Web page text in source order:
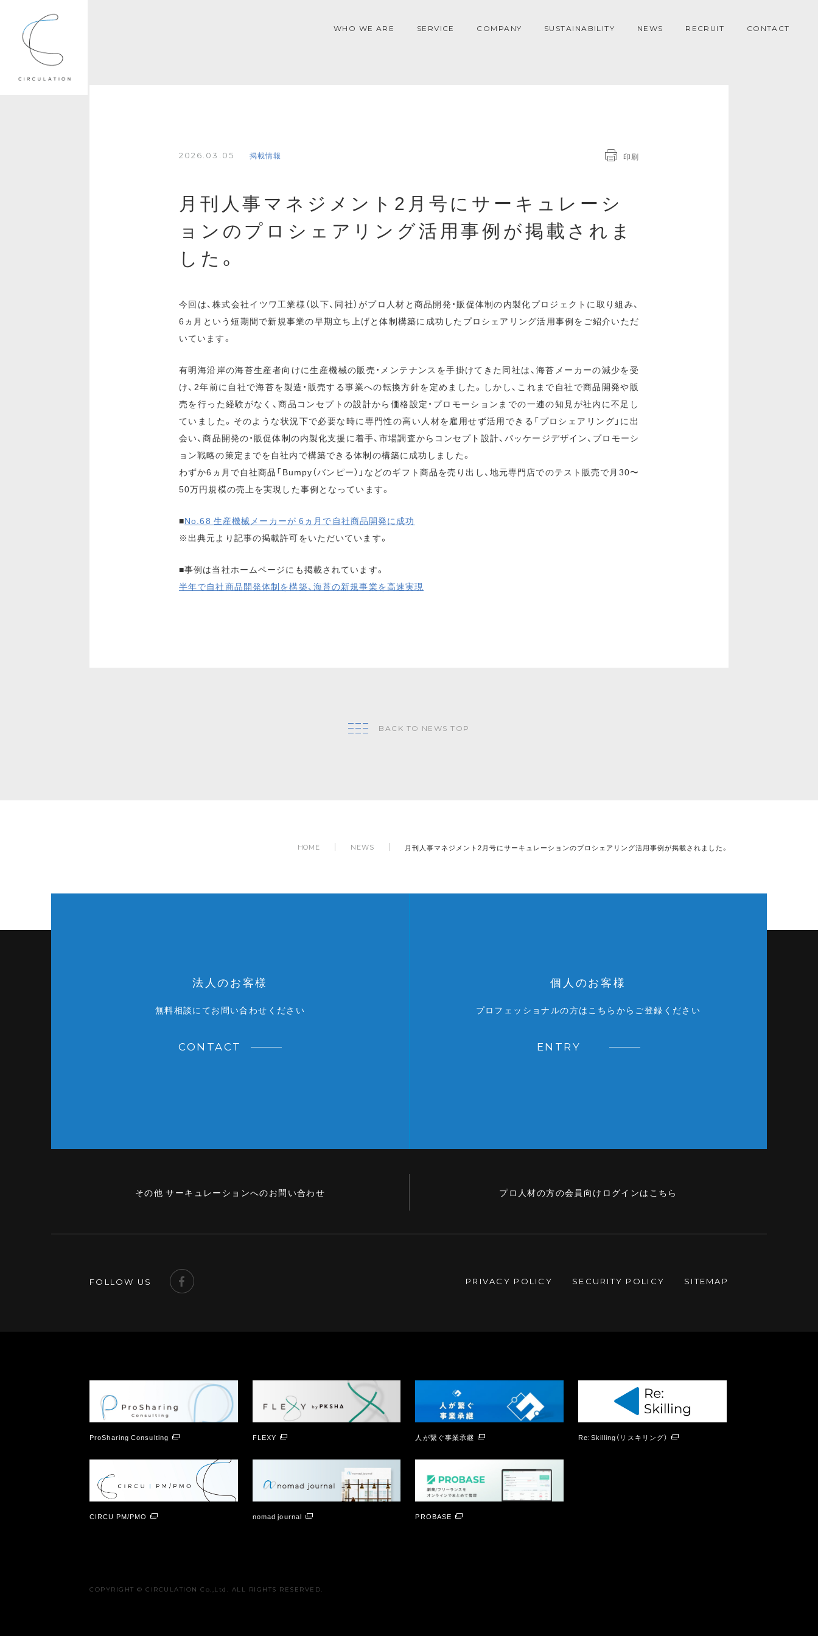
WHO WE ARE SERVICE COMPANY SUSTAINABILITY NEWS RECRUIT CONTACT
2026.03.05 掲載情報 印刷
月刊人事マネジメント2月号にサーキュレーシ
ョンのプロシェアリング活用事例が掲載されま
した。
今回は、株式会社イツワ工業様（以下、同社）がプロ人材と商品開発・販促体制の内製化プロジェクトに取り組み、
6ヵ月という短期間で新規事業の早期立ち上げと体制構築に成功したプロシェアリング活用事例をご紹介いただ
いています。
有明海沿岸の海苔生産者向けに生産機械の販売・メンテナンスを手掛けてきた同社は、海苔メーカーの減少を受
け、2年前に自社で海苔を製造・販売する事業への転換方針を定めました。しかし、これまで自社で商品開発や販
売を行った経験がなく、商品コンセプトの設計から価格設定・プロモーションまでの一連の知見が社内に不足し
ていました。そのような状況下で必要な時に専門性の高い人材を雇用せず活用できる「プロシェアリング」に出
会い、商品開発の・販促体制の内製化支援に着手、市場調査からコンセプト設計、パッケージデザイン、プロモーシ
ョン戦略の策定までを自社内で構築できる体制の構築に成功しました。
わずか6ヵ月で自社商品「Bumpy（バンピー）」などのギフト商品を売り出し、地元専門店でのテスト販売で月30〜
50万円規模の売上を実現した事例となっています。
■No.68 生産機械メーカーが 6ヵ月で自社商品開発に成功
※出典元より記事の掲載許可をいただいています。
■事例は当社ホームページにも掲載されています。
半年で自社商品開発体制を構築、海苔の新規事業を高速実現
BACK TO NEWS TOP
HOME NEWS 月刊人事マネジメント2月号にサーキュレーションのプロシェアリング活用事例が掲載されました。
法人のお客様
無料相談にてお問い合わせください
CONTACT
個人のお客様
プロフェッショナルの方はこちらからご登録ください
ENTRY
その他 サーキュレーションへのお問い合わせ プロ人材の方の会員向けログインはこちら
FOLLOW US PRIVACY POLICY SECURITY POLICY SITEMAP
ProSharing Consulting FLEXY 人が繋ぐ事業承継 Re:Skilling（リスキリング）
CIRCU PM/PMO nomad journal PROBASE
COPYRIGHT © CIRCULATION Co.,Ltd. ALL RIGHTS RESERVED.